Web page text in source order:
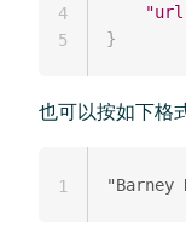
}
4
5
也可以按如下格
1